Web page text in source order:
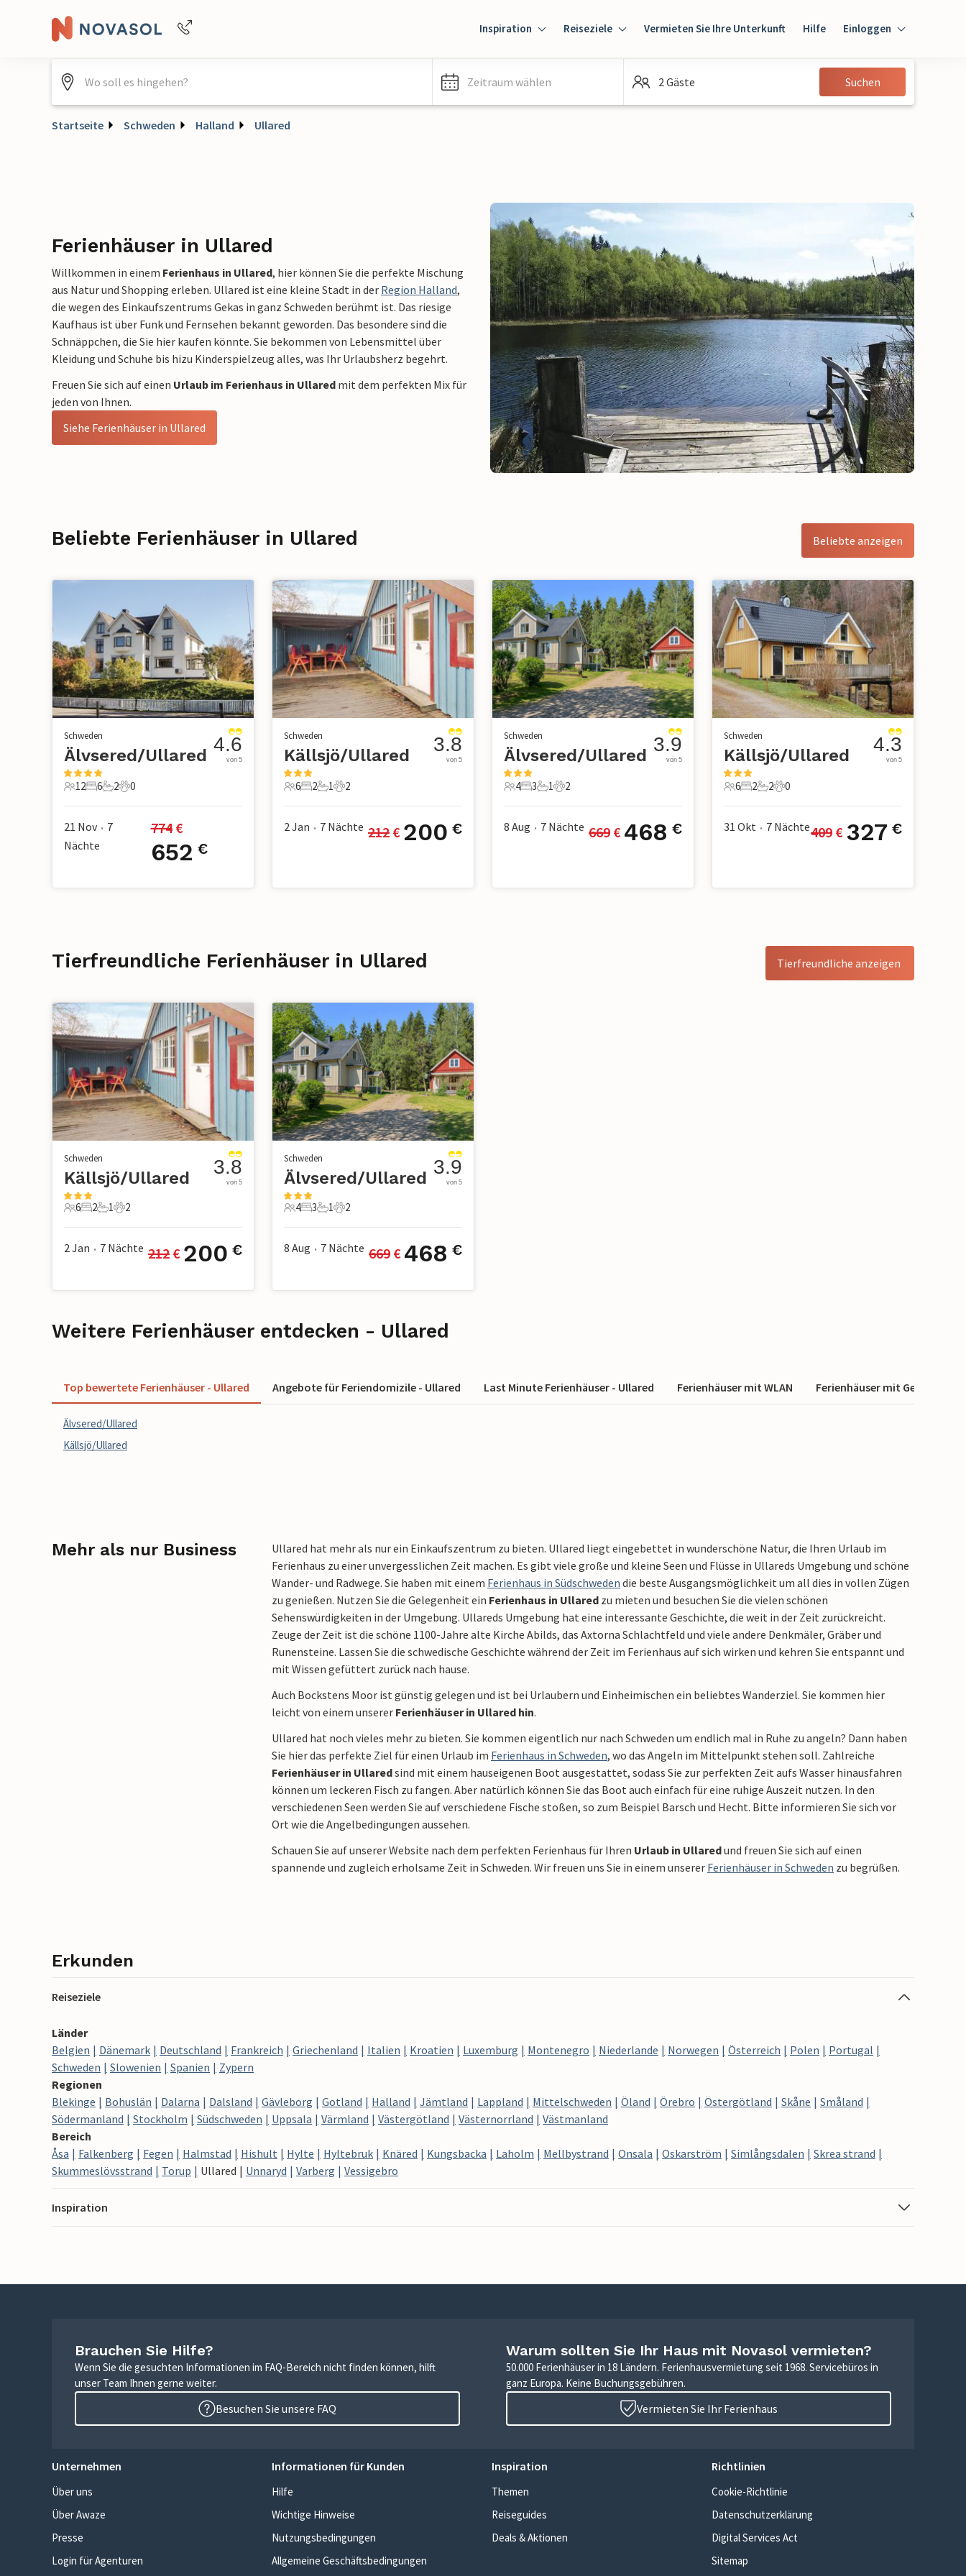
+4940688715475
Inspiration Reiseziele Vermieten Sie Ihre Unterkunft Hilfe Einloggen
Einloggen
Gast
Zeitraum wählen 2 Gäste Suchen
Startseite Schweden Halland Ullared
Ferienhäuser in Ullared
Willkommen in einem Ferienhaus in Ullared, hier können Sie die perfekte Mischung
aus Natur und Shopping erleben. Ullared ist eine kleine Stadt in der Region Halland,
die wegen des Einkaufszentrums Gekas in ganz Schweden berühmt ist. Das riesige
Kaufhaus ist über Funk und Fernsehen bekannt geworden. Das besondere sind die
Schnäppchen, die Sie hier kaufen könnte. Sie bekommen von Lebensmittel über
Kleidung und Schuhe bis hizu Kinderspielzeug alles, was Ihr Urlaubsherz begehrt.
Freuen Sie sich auf einen Urlaub im Ferienhaus in Ullared mit dem perfekten Mix für
jeden von Ihnen.
Siehe Ferienhäuser in Ullared
Beliebte Ferienhäuser in Ullared Beliebte anzeigen
Schweden
Älvsered/Ullared
12 Gäste
12
6 Schlafzimmer
6
2 Badezimmer
2
0 Haustiere
0
4.6
von 5
21 Nov • 7
Nächte
774 €
652 €
Schweden
Källsjö/Ullared
6 Gäste
6
2 Schlafzimmer
2
1 Badezimmer
1
2 Haustiere
2
3.8
von 5
2 Jan • 7 Nächte 212 € 200 €
Schweden
Älvsered/Ullared
4 Gäste
4
3 Schlafzimmer
3
1 Badezimmer
1
2 Haustiere
2
3.9
von 5
8 Aug • 7 Nächte 669 € 468 €
Schweden
Källsjö/Ullared
6 Gäste
6
2 Schlafzimmer
2
2 Badezimmer
2
0 Haustiere
0
4.3
von 5
31 Okt • 7 Nächte409 € 327 €
Tierfreundliche Ferienhäuser in Ullared Tierfreundliche anzeigen
Schweden
Källsjö/Ullared
6 Gäste
6
2 Schlafzimmer
2
1 Badezimmer
1
2 Haustiere
2
3.8
von 5
2 Jan • 7 Nächte 212 € 200 €
Schweden
Älvsered/Ullared
4 Gäste
4
3 Schlafzimmer
3
1 Badezimmer
1
2 Haustiere
2
3.9
von 5
8 Aug • 7 Nächte 669 € 468 €
Weitere Ferienhäuser entdecken - Ullared
Top bewertete Ferienhäuser - Ullared Angebote für Feriendomizile - Ullared Last Minute Ferienhäuser - Ullared Ferienhäuser mit WLAN Ferienhäuser mit
Älvsered/Ullared
Källsjö/Ullared
Mehr als nur Business
Ullared hat mehr als nur ein Einkaufszentrum zu bieten. Ullared liegt eingebettet in wunderschöne Natur, die Ihren Urlaub im
Ferienhaus zu einer unvergesslichen Zeit machen. Es gibt viele große und kleine Seen und Flüsse in Ullareds Umgebung und schöne
Wander- und Radwege. Sie haben mit einem Ferienhaus in Südschweden die beste Ausgangsmöglichkeit um all dies in vollen Zügen
zu genießen. Nutzen Sie die Gelegenheit ein Ferienhaus in Ullared zu mieten und besuchen Sie die vielen schönen
Sehenswürdigkeiten in der Umgebung. Ullareds Umgebung hat eine interessante Geschichte, die weit in der Zeit zurückreicht.
Zeuge der Zeit ist die schöne 1100-Jahre alte Kirche Abilds, das Axtorna Schlachtfeld und viele andere Denkmäler, Gräber und
Runensteine. Lassen Sie die schwedische Geschichte während der Zeit im Ferienhaus auf sich wirken und kehren Sie entspannt und
mit Wissen gefüttert zurück nach hause.
Auch Bockstens Moor ist günstig gelegen und ist bei Urlaubern und Einheimischen ein beliebtes Wanderziel. Sie kommen hier
leicht von einem unserer Ferienhäuser in Ullared hin.
Ullared hat noch vieles mehr zu bieten. Sie kommen eigentlich nur nach Schweden um endlich mal in Ruhe zu angeln? Dann haben
Sie hier das perfekte Ziel für einen Urlaub im Ferienhaus in Schweden, wo das Angeln im Mittelpunkt stehen soll. Zahlreiche
Ferienhäuser in Ullaredsind mit einem hauseigenen Boot ausgestattet, sodass Sie zur perfekten Zeit aufs Wasser hinausfahren
können um leckeren Fisch zu fangen. Aber natürlich können Sie das Boot auch einfach für eine ruhige Auszeit nutzen. In den
verschiedenen Seen werden Sie auf verschiedene Fische stoßen, so zum Beispiel Barsch und Hecht. Bitte informieren Sie sich vor
Ort wie die Angelbedingungen aussehen.
Schauen Sie auf unserer Website nach dem perfekten Ferienhaus für Ihren Urlaub in Ullaredund freuen Sie sich auf einen
spannende und zugleich erholsame Zeit in Schweden. Wir freuen uns Sie in einem unserer Ferienhäuser in Schweden zu begrüßen.
Erkunden
Reiseziele
Länder
Belgien
Dänemark Deutschland Frankreich Griechenland Italien Kroatien Luxemburg Montenegro Niederlande Norwegen Österreich Polen
Portugal
Schweden
Slowenien Spanien
Zypern
Regionen
Blekinge
Bohuslän Dalarna Dalsland Gävleborg Gotland Halland Jämtland Lappland Mittelschweden Öland Örebro Östergötland Skåne
Småland
Södermanland
Stockholm Südschweden Uppsala Värmland Västergötland Västernorrland
Västmanland
Bereich
Åsa
Falkenberg Fegen Halmstad Hishult Hylte Hyltebruk Knäred Kungsbacka Laholm Mellbystrand Onsala Oskarström Simlångsdalen
Skrea strand
Skummeslövsstrand
Torup Ullared Unnaryd Varberg Vessigebro
Inspiration
Brauchen Sie Hilfe?
Wenn Sie die gesuchten Informationen im FAQ-Bereich nicht finden können, hilft
unser Team Ihnen gerne weiter.
Besuchen Sie unsere FAQ
Warum sollten Sie Ihr Haus mit Novasol vermieten?
50.000 Ferienhäuser in 18 Ländern. Ferienhausvermietung seit 1968. Servicebüros in
ganz Europa. Keine Buchungsgebühren.
Vermieten Sie Ihr Ferienhaus
Unternehmen
Über uns
Über Awaze
Presse
Login für Agenturen
Informationen für Kunden
Hilfe
Wichtige Hinweise
Nutzungsbedingungen
Allgemeine Geschäftsbedingungen
Inspiration
Themen
Reiseguides
Deals & Aktionen
Richtlinien
Cookie-Richtlinie
Datenschutzerklärung
Digital Services Act
Sitemap